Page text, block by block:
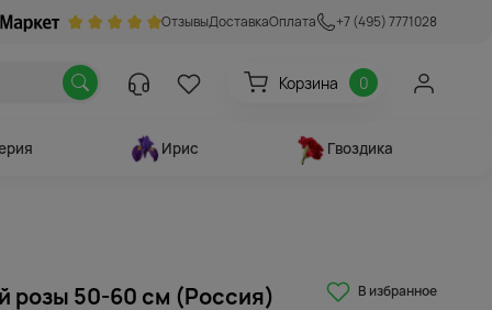
ОтзывыДоставкаОплата +7 (495) 7771028
Корзина 0
Ирис Гвоздика
розы 50-60 см (Россия)
В избранное